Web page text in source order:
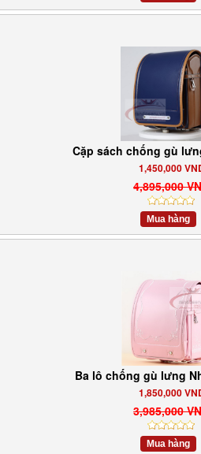
Cặp sách chống gù
1,450,000
4,895,000
Mua hàng
Ba lô chống gù lưng
1,850,000
3,985,000
Mua hàng